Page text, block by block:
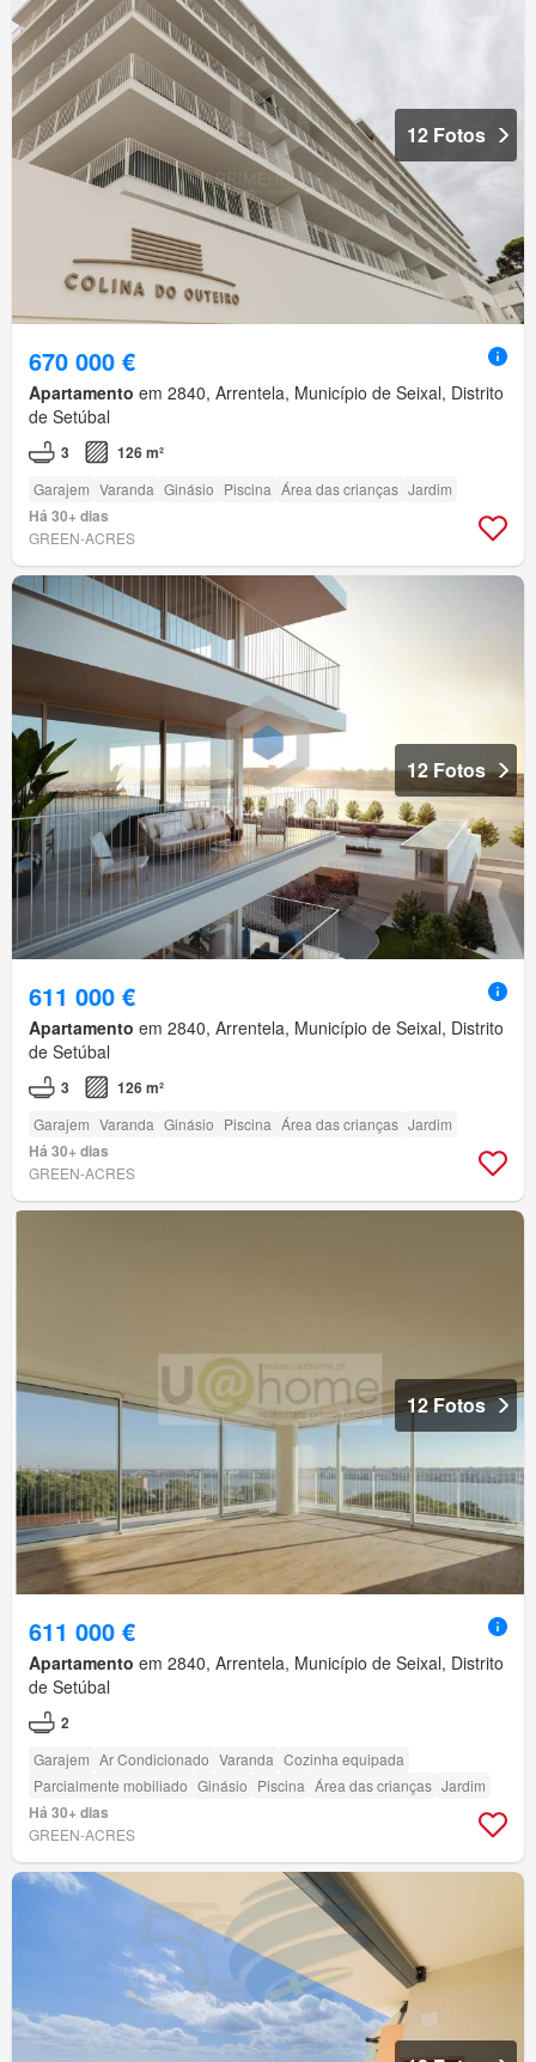
12 Fotos
670 000 €
Apartamento em 2840, Arrentela, Município de Seixal, Distrito
de Setúbal
3 126 m²
Garajem Varanda Ginásio Piscina Área das crianças Jardim
Há 30+ dias
GREEN-ACRES
12 Fotos
611 000 €
Apartamento em 2840, Arrentela, Município de Seixal, Distrito
de Setúbal
3 126 m²
Garajem Varanda Ginásio Piscina Área das crianças Jardim
Há 30+ dias
GREEN-ACRES
12 Fotos
611 000 €
Apartamento em 2840, Arrentela, Município de Seixal, Distrito
de Setúbal
2
Garajem Ar Condicionado Varanda Cozinha equipada
Parcialmente mobiliado Ginásio Piscina Área das crianças Jardim
Há 30+ dias
GREEN-ACRES